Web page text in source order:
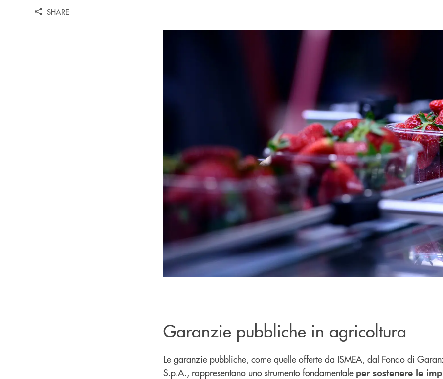
SHARE
Garanzie pubbliche in agricoltura
Le garanzie pubbliche, come quelle offerte da ISMEA, dal Fondo di
S.p.A., rappresentano uno strumento fondamentale per sostenere le